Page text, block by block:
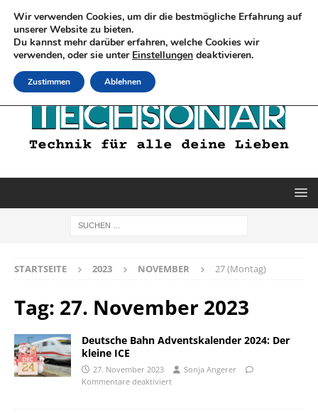
STARTSEITE 2023 NOVEMBER 27 (Montag)
Tag: 27. November 2023
Deutsche Bahn Adventskalender 2024: Der
kleine ICE
27. November 2023
Sonja Angerer
Kommentare deaktiviert
Wir verwenden Cookies, um dir die bestmögliche Erfahrung auf
unserer Website zu bieten.
Du kannst mehr darüber erfahren, welche Cookies wir
verwenden, oder sie unter Einstellungen deaktivieren.
Zustimmen Ablehnen